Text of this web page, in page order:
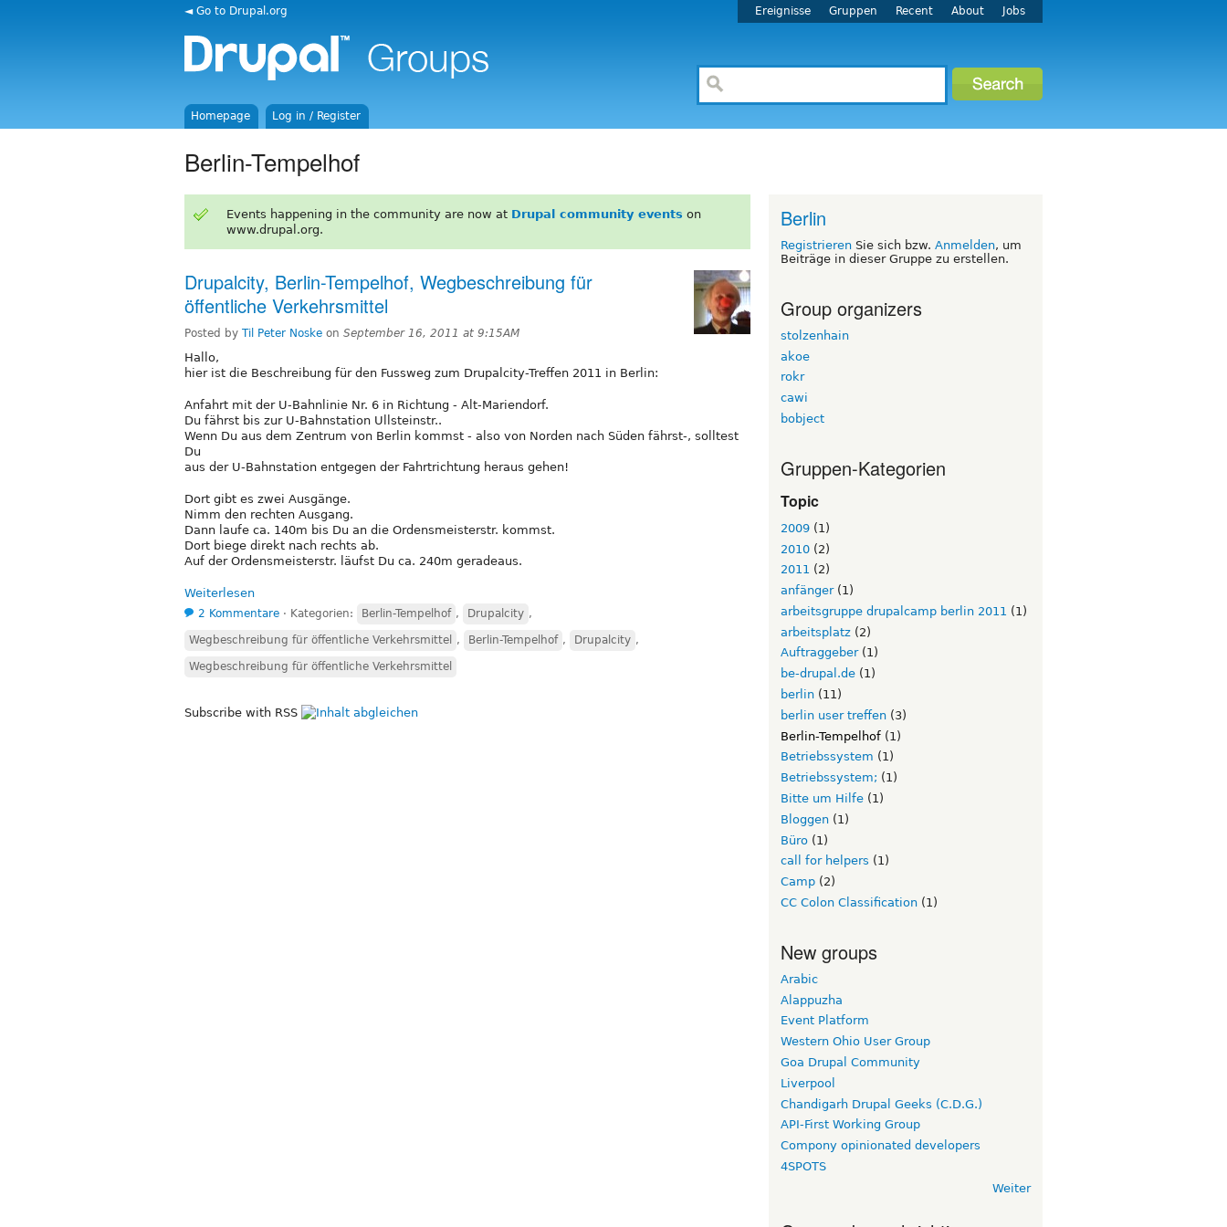
◄ Go to Drupal.org Ereignisse Gruppen Recent About Jobs
Homepage Log in / Register
Berlin-Tempelhof
Events happening in the community are now at Drupal community events on
www.drupal.org.
Drupalcity, Berlin-Tempelhof, Wegbeschreibung für
öffentliche Verkehrsmittel
Posted by Til Peter Noske on September 16, 2011 at 9:15AM
Hallo,
hier ist die Beschreibung für den Fussweg zum Drupalcity-Treffen 2011 in Berlin:
Anfahrt mit der U-Bahnlinie Nr. 6 in Richtung - Alt-Mariendorf.
Du fährst bis zur U-Bahnstation Ullsteinstr..
Wenn Du aus dem Zentrum von Berlin kommst - also von Norden nach Süden fährst-, solltest
Du
aus der U-Bahnstation entgegen der Fahrtrichtung heraus gehen!
Dort gibt es zwei Ausgänge.
Nimm den rechten Ausgang.
Dann laufe ca. 140m bis Du an die Ordensmeisterstr. kommst.
Dort biege direkt nach rechts ab.
Auf der Ordensmeisterstr. läufst Du ca. 240m geradeaus.
Weiterlesen
2 Kommentare ⋅ Kategorien: Berlin-Tempelhof , Drupalcity ,
Wegbeschreibung für öffentliche Verkehrsmittel , Berlin-Tempelhof , Drupalcity ,
Wegbeschreibung für öffentliche Verkehrsmittel
Subscribe with RSS
Berlin
Registrieren Sie sich bzw. Anmelden, um
Beiträge in dieser Gruppe zu erstellen.
Group organizers
stolzenhain
akoe
rokr
cawi
bobject
Gruppen-Kategorien
Topic
2009 (1)
2010 (2)
2011 (2)
anfänger(1)
arbeitsgruppe drupalcamp berlin 2011 (1)
arbeitsplatz (2)
Auftraggeber(1)
be-drupal.de (1)
berlin (11)
berlin user treffen (3)
Berlin-Tempelhof (1)
Betriebssystem (1)
Betriebssystem; (1)
Bitte um Hilfe (1)
Bloggen (1)
Büro (1)
call for helpers (1)
Camp (2)
CC Colon Classification (1)
New groups
Arabic
Alappuzha
Event Platform
Western Ohio User Group
Goa Drupal Community
Liverpool
Chandigarh Drupal Geeks (C.D.G.)
API-First Working Group
Compony opinionated developers
4SPOTS
Weiter